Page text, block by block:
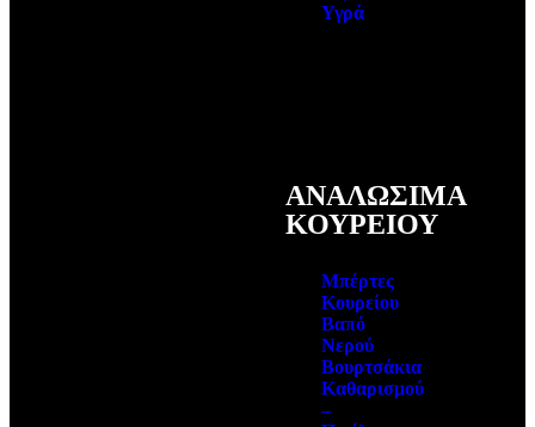
Υγρά
ΑΝΑΛΩΣΙΜΑ
ΚΟΥΡΕΙΟΥ
Μπέρτες
Κουρείου
Βαπό
Νερού
Βουρτσάκια
Καθαρισμού
–